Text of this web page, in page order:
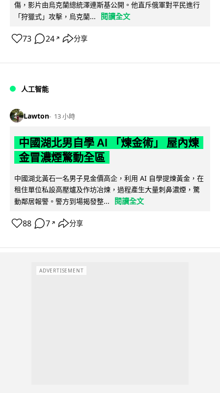
傷，影片由烏克蘭總統澤連斯基公開。他直斥俄軍對平民進行
「狩獵式」攻擊，烏克蘭...
閱讀全文
73 24 ↗ 分享
人工智能
Lawton 13 小時
中國湖北男自學 AI 「煉金術」 屋內煉
金冒濃煙驚動全區
中國湖北黃石一名男子見金價高企，利用 AI 自學提煉黃金，在
租住單位私設高壓爐及作坊冶煉，過程產生大量刺鼻濃煙，驚
動鄰居報警。警方到場揭發整...
閱讀全文
88 7 ↗ 分享
ADVERTISEMENT